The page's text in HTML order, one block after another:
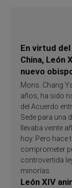
En virtud
China, León
nuevo
Mons. Chang
años, ha sido
del Acuerdo
Sede para una
llevaba veinte
hoy. Pero hace
comprometer
controvertida
minorías.
León XIV